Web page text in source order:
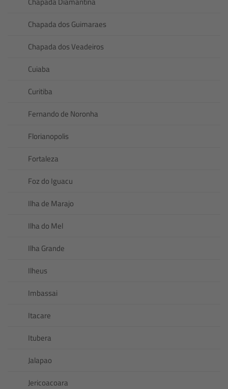
Chapada dos Guimaraes
Chapada dos Veadeiros
Cuiaba
Curitiba
Fernando de Noronha
Florianopolis
Fortaleza
Foz do Iguacu
Ilha de Marajo
Ilha do Mel
Ilha Grande
Ilheus
Imbassai
Itacare
Itubera
Jalapao
Jericoacoara